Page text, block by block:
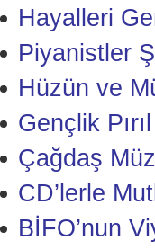
Hayalleri
Piyanistler
Hüzün ve
Gençlik Pırıl
Çağdaş
CD’lerle
BİFO’nun